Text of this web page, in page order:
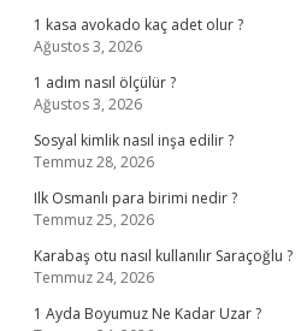
1 kasa avokado kaç adet olur ?
Ağustos 3, 2026
1 adım nasıl ölçülür ?
Ağustos 3, 2026
Sosyal kimlik nasıl inşa edilir ?
Temmuz 28, 2026
Ilk Osmanlı para birimi nedir ?
Temmuz 25, 2026
Karabaş otu nasıl kullanılır Saraçoğlu ?
Temmuz 24, 2026
1 Ayda Boyumuz Ne Kadar Uzar ?